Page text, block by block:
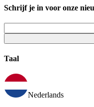
Schrijf je in voor onze
Taal
Nederlands